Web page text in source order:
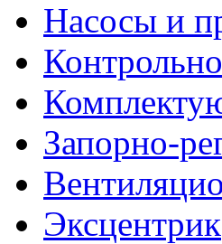
Насосы и
Запорно-
Эксцентрик